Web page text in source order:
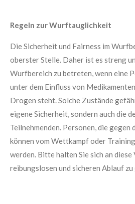
Regeln zur Wurftauglichkeit
Die Sicherheit und Fairness im
oberster Stelle. Daher ist es streng
Wurfbereich zu betreten, wenn eine
unter dem Einfluss von
Drogen steht. Solche Zustände
eigene Sicherheit, sondern auch die
Teilnehmenden. Personen, die
können vom Wettkampf oder
werden. Bitte halten Sie sich an diese
reibungslosen und sicheren Ablauf